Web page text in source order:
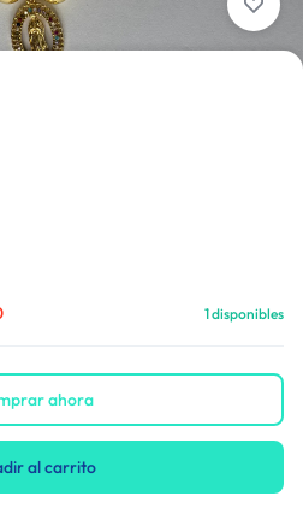
1 disponibles
al carrito
ahora